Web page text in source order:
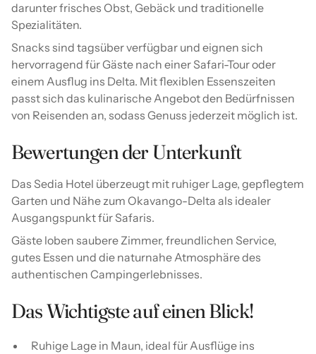
darunter frisches Obst, Gebäck und traditionelle
Spezialitäten.
Snacks sind tagsüber verfügbar und eignen sich
hervorragend für Gäste nach einer Safari-Tour oder
einem Ausflug ins Delta. Mit flexiblen Essenszeiten
passt sich das kulinarische Angebot den Bedürfnissen
von Reisenden an, sodass Genuss jederzeit möglich ist.
Bewertungen der Unterkunft
Das Sedia Hotel überzeugt mit ruhiger Lage, gepflegtem
Garten und Nähe zum Okavango-Delta als idealer
Ausgangspunkt für Safaris.
Gäste loben saubere Zimmer, freundlichen Service,
gutes Essen und die naturnahe Atmosphäre des
authentischen Campingerlebnisses.
Das Wichtigste auf einen Blick!
Ruhige Lage in Maun, ideal für Ausflüge ins